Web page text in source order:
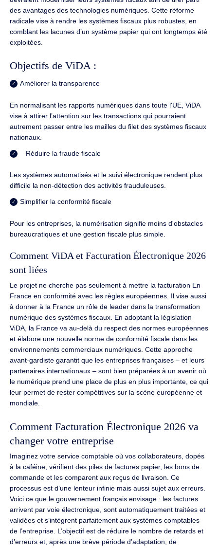
des avantages des technologies numériques. Cette réforme
radicale vise à rendre les systèmes fiscaux plus robustes, en
comblant les lacunes d’un système papier qui ont longtemps été
exploitées.
Objectifs de ViDA :
Améliorer la transparence
En normalisant les rapports numériques dans toute l'UE, ViDA
vise à attirer l’attention sur les transactions qui pourraient
autrement passer entre les mailles du filet des systèmes fiscaux
nationaux.
Réduire la fraude fiscale
Les systèmes automatisés et le suivi électronique rendent plus
difficile la non-détection des activités frauduleuses.
Simplifier la conformité fiscale
Pour les entreprises, la numérisation signifie moins d'obstacles
bureaucratiques et une gestion fiscale plus simple.
Comment ViDA et Facturation Électronique 2026
sont liées
Le projet ne cherche pas seulement à mettre la facturation En
France en conformité avec les règles européennes. Il vise aussi
à donner à la France un rôle de leader dans la transformation
numérique des systèmes fiscaux. En adoptant la législation
ViDA, la France va au-delà du respect des normes européennes
et élabore une nouvelle norme de conformité fiscale dans les
environnements commerciaux numériques. Cette approche
avant-gardiste garantit que les entreprises françaises – et leurs
partenaires internationaux – sont bien préparées à un avenir où
le numérique prend une place de plus en plus importante, ce qui
leur permet de rester compétitives sur la scène européenne et
mondiale.
Comment Facturation Électronique 2026 va
changer votre entreprise
Imaginez votre service comptable où vos collaborateurs, dopés
à la caféine, vérifient des piles de factures papier, les bons de
commande et les comparent aux reçus de livraison. Ce
processus est d’une lenteur infinie mais aussi sujet aux erreurs.
Voici ce que le gouvernement français envisage : les factures
arrivent par voie électronique, sont automatiquement traitées et
validées et s’intègrent parfaitement aux systèmes comptables
de l’entreprise. L’objectif est de réduire le nombre de retards et
d’erreurs et, après une brève période d’adaptation, de